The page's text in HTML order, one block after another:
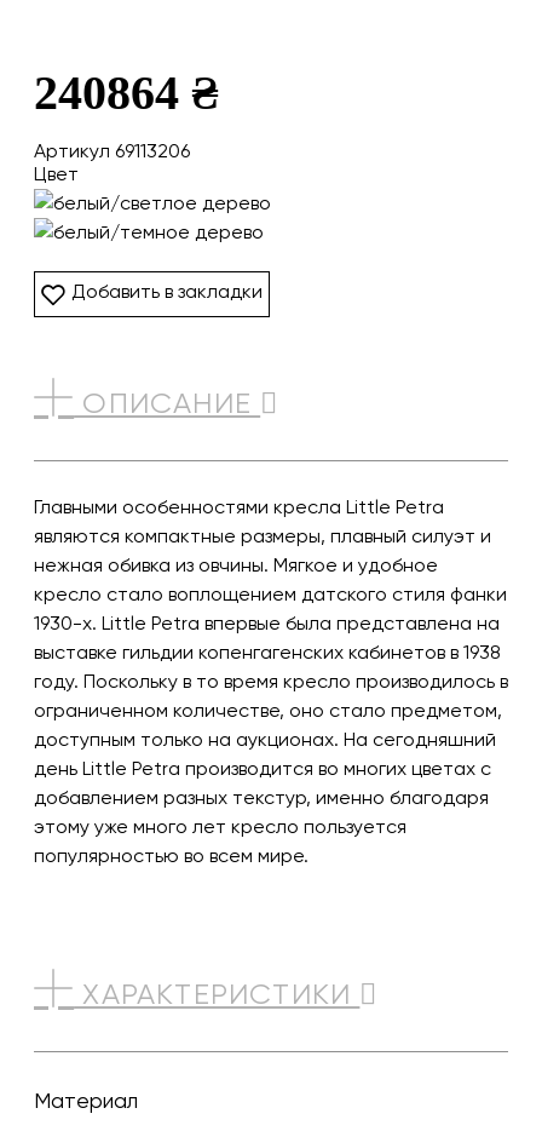
240864 ₴
Артикул 69113206
Цвет
Добавить в закладки
ОПИСАНИЕ
Главными особенностями кресла Little Petra
являются компактные размеры, плавный силуэт и
нежная обивка из овчины. Мягкое и удобное
кресло стало воплощением датского стиля фанки
1930-х. Little Petra впервые была представлена ​​на
выставке гильдии копенгагенских кабинетов в 1938
году. Поскольку в то время кресло производилось в
ограниченном количестве, оно стало предметом,
доступным только на аукционах. На сегодняшний
день Little Petra производится во многих цветах с
добавлением разных текстур, именно благодаря
этому уже много лет кресло пользуется
популярностью во всем мире.
ХАРАКТЕРИСТИКИ
Материал